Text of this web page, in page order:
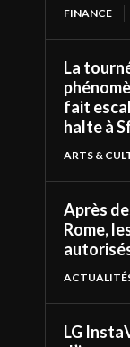
FINANCE
La
fait
halte à
ARTS &
Après
Rome,
LG